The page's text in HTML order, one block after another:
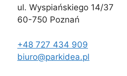
ul. Wyspiańskiego 14/37
60-750 Poznań
+48 727 434 909
biuro@parkidea.pl